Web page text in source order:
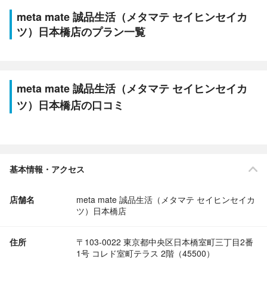
meta mate 誠品生活（メタマテ セイヒンセイカ
ツ）日本橋店のプラン一覧
meta mate 誠品生活（メタマテ セイヒンセイカ
ツ）日本橋店の口コミ
基本情報・アクセス
店舗名
meta mate 誠品生活（メタマテ セイヒンセイカ
ツ）日本橋店
住所
〒103-0022 東京都中央区日本橋室町三丁目2番
1号 コレド室町テラス 2階（45500）